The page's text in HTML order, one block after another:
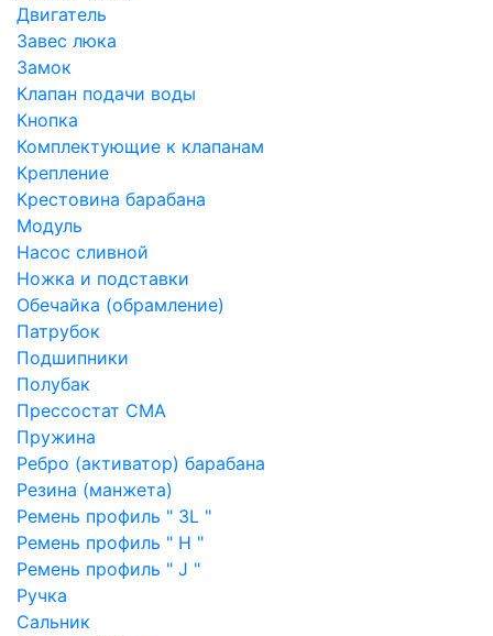
Двигатель
Завес люка
Замок
Клапан подачи воды
Кнопка
Комплектующие к клапанам
Крепление
Крестовина барабана
Модуль
Насос сливной
Ножка и подставки
Обечайка (обрамление)
Патрубок
Подшипники
Полубак
Прессостат СМА
Пружина
Ребро (активатор) барабана
Резина (манжета)
Ремень профиль " 3L "
Ремень профиль " H "
Ремень профиль " J "
Ручка
Сальник